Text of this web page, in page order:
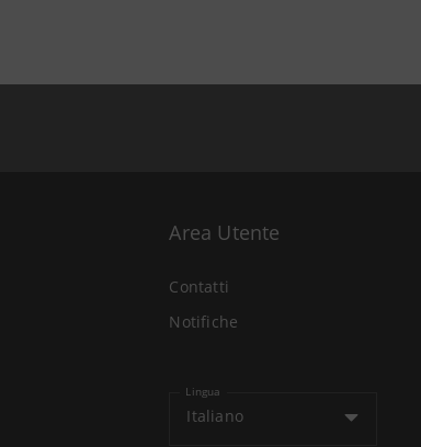
Area Utente
Contatti
Notifiche
Lingua
Italiano